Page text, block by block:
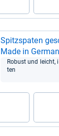
Spitz­spa­ten
Made in
Robust und
ten